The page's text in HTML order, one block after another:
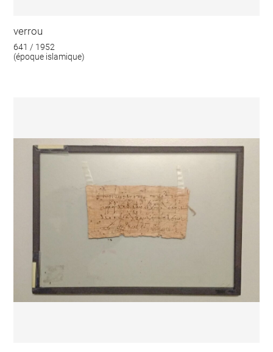
verrou
641 / 1952
(époque islamique)